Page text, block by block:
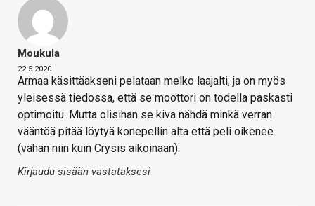
Moukula
22.5.2020
Armaa käsittääkseni pelataan melko laajalti, ja on myös
yleisessä tiedossa, että se moottori on todella paskasti
optimoitu. Mutta olisihan se kiva nähdä minkä verran
vääntöä pitää löytyä konepellin alta että peli oikenee
(vähän niin kuin Crysis aikoinaan).
Kirjaudu sisään vastataksesi